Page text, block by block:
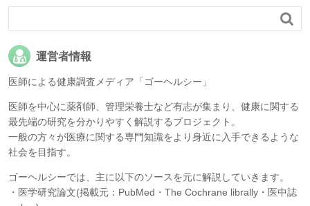

運営者情報
医師による健康調査メディア「ゴーヘルシー」
医師を中心に薬剤師、管理栄養士など有志が集まり、健康に関する
最先端の研究を分かりやすく解説するプロジェクト。
一般の方々が医療に関する専門知識をより身近に入手できるような
社会を目指す。
ゴーヘルシーでは、主に以下のソースを元に解説していきます。
・医学研究論文(掲載元：PubMed・The Cochrane librally・医中誌